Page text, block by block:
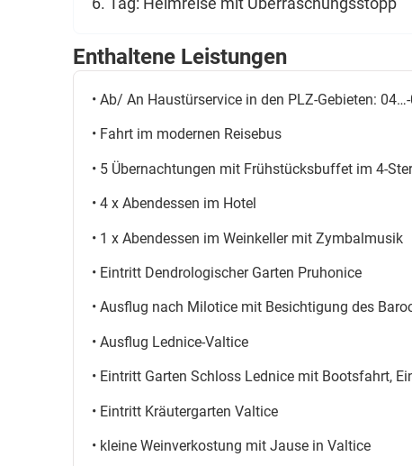
6. Tag: Heimreise mit Überraschungsstopp
Enthaltene Leistungen
• Ab/ An Haustürservice in den PLZ-Gebieten:
• Fahrt im modernen Reisebus
• 5 Übernachtungen mit Frühstücksbuffet im 4-
• 4 x Abendessen im Hotel
• 1 x Abendessen im Weinkeller mit Zymbalmusik
• Eintritt Dendrologischer Garten Pruhonice
• Ausflug nach Milotice mit Besichtigung des
• Ausflug Lednice-Valtice
• Eintritt Garten Schloss Lednice mit Bootsfahrt,
• Eintritt Kräutergarten Valtice
• kleine Weinverkostung mit Jause in Valtice